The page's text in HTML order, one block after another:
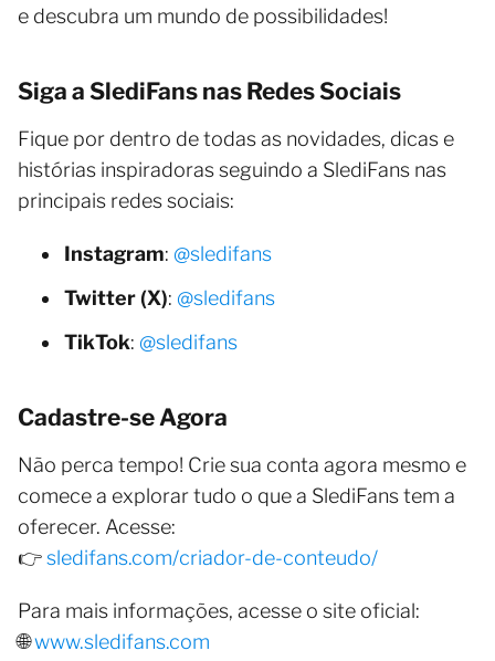
e descubra um mundo de possibilidades!
Siga a SlediFans nas Redes Sociais
Fique por dentro de todas as novidades, dicas e
histórias inspiradoras seguindo a SlediFans nas
principais redes sociais:
Instagram: @sledifans
Twitter (X): @sledifans
TikTok: @sledifans
Cadastre-se Agora
Não perca tempo! Crie sua conta agora mesmo e
comece a explorar tudo o que a SlediFans tem a
oferecer. Acesse:
👉sledifans.com/criador-de-conteudo/
Para mais informações, acesse o site oficial:
🌐www.sledifans.com